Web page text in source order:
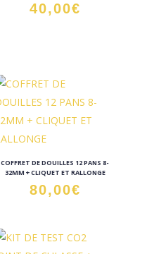
40,00€
COFFRET DE DOUILLES 12 PANS 8-
32MM + CLIQUET ET RALLONGE
80,00€